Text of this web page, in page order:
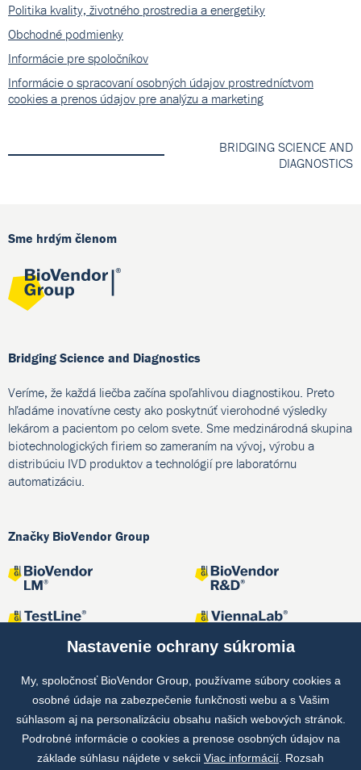
Politika kvality, životného prostredia a energetiky
Obchodné podmienky
Informácie pre spoločníkov
Informácie o spracovaní osobných údajov prostredníctvom
cookies a prenos údajov pre analýzu a marketing
BRIDGING SCIENCE AND
DIAGNOSTICS
Sme hrdým členom
Bridging Science and Diagnostics
Veríme, že každá liečba začína spoľahlivou diagnostikou. Preto
hľadáme inovatívne cesty ako poskytnúť vierohodné výsledky
lekárom a pacientom po celom svete. Sme medzinárodná skupina
biotechnologických firiem so zameraním na vývoj, výrobu a
distribúciu IVD produktov a technológií pre laboratórnu
automatizáciu.
Značky BioVendor Group
Spoločné projekty
Nastavenie ochrany súkromia
My, spoločnosť BioVendor Group, používame súbory cookies a
osobné údaje na zabezpečenie funkčnosti webu a s Vašim
súhlasom aj na personalizáciu obsahu našich webových stránok.
Podrobné informácie o cookies a prenose osobných údajov na
základe súhlasu nájdete v sekcii Viac informácií . Rozsah